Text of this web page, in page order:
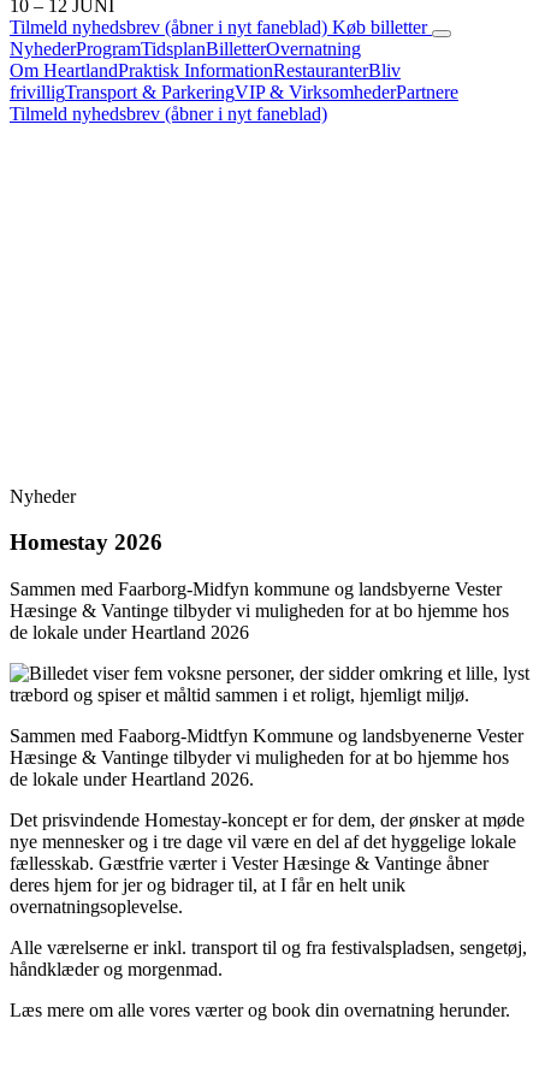
10 – 12 JUNI
Tilmeld nyhedsbrev (åbner i nyt faneblad) Køb billetter
NyhederProgramTidsplanBilletterOvernatning
Om HeartlandPraktisk InformationRestauranterBliv
frivilligTransport & ParkeringVIP & VirksomhederPartnere
Tilmeld nyhedsbrev (åbner i nyt faneblad)
Nyheder
Homestay 2026
Sammen med Faarborg-Midfyn kommune og landsbyerne Vester
Hæsinge & Vantinge tilbyder vi muligheden for at bo hjemme hos
de lokale under Heartland 2026
Sammen med Faaborg-Midtfyn Kommune og landsbyenerne Vester
Hæsinge & Vantinge tilbyder vi muligheden for at bo hjemme hos
de lokale under Heartland 2026.
Det prisvindende Homestay-koncept er for dem, der ønsker at møde
nye mennesker og i tre dage vil være en del af det hyggelige lokale
fællesskab. Gæstfrie værter i Vester Hæsinge & Vantinge åbner
deres hjem for jer og bidrager til, at I får en helt unik
overnatningsoplevelse.
Alle værelserne er inkl. transport til og fra festivalspladsen, sengetøj,
håndklæder og morgenmad.
Læs mere om alle vores værter og book din overnatning herunder.